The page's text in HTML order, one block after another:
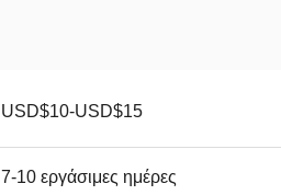
USD$10-USD$15
7-10 εργάσιμες ημέρες